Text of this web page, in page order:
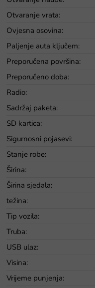
Otvaranje vrata:
Ovjesna osovina:
Paljenje auta ključem:
Preporučena površina:
Preporučeno doba:
Radio:
Sadržaj paketa:
SD kartica:
Sigurnosni pojasevi:
Stanje robe:
Širina:
Širina sjedala:
težina:
Tip vozila:
Truba:
USB ulaz:
Visina:
Vrijeme punjenja: